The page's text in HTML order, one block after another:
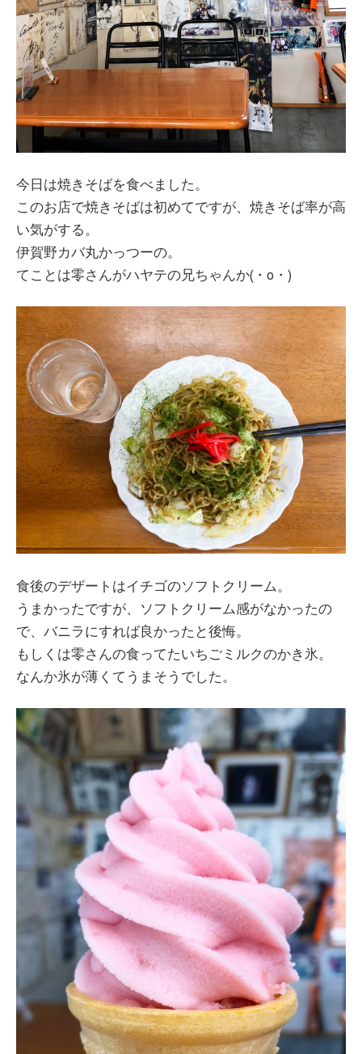
今日は焼きそばを食べました。
このお店で焼きそばは初めてですが、焼きそば率が高
い気がする。
伊賀野カバ丸かっつーの。
てことは零さんがハヤテの兄ちゃんか(・o・)
食後のデザートはイチゴのソフトクリーム。
うまかったですが、ソフトクリーム感がなかったの
で、バニラにすれば良かったと後悔。
もしくは零さんの食ってたいちごミルクのかき氷。
なんか氷が薄くてうまそうでした。